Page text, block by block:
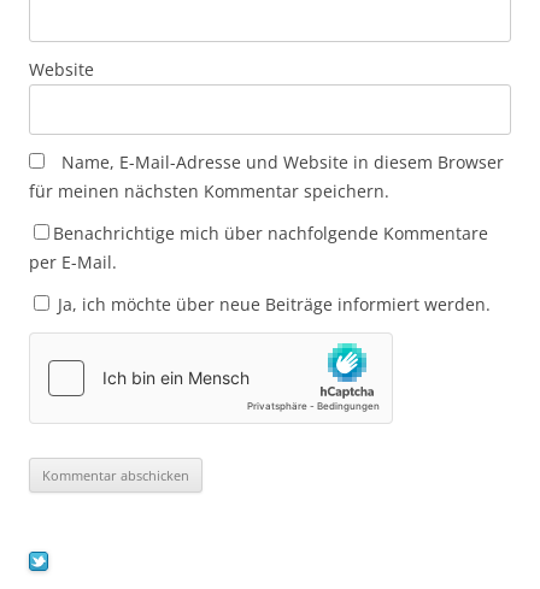
Website
Name, E-Mail-Adresse und Website in diesem Browser
für meinen nächsten Kommentar speichern.
Benachrichtige mich über nachfolgende Kommentare
per E-Mail.
Ja, ich möchte über neue Beiträge informiert werden.